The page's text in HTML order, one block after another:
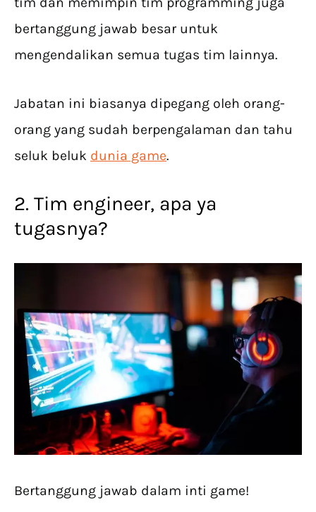
bertanggung jawab besar untuk
mengendalikan semua tugas tim lainnya.
Jabatan ini biasanya dipegang oleh orang-
orang yang sudah berpengalaman dan tahu
seluk beluk dunia game.
2. Tim engineer, apa ya
tugasnya?
Bertanggung jawab dalam inti game!